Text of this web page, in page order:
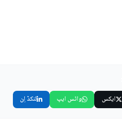
ایکس واٹس ایپ لنکڈ اِن